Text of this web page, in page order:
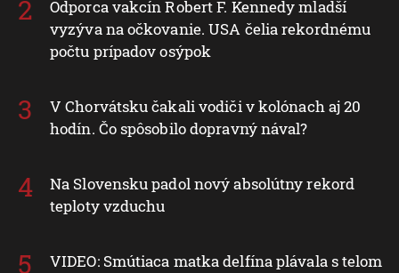
Odporca vakcín Robert F. Kennedy mladší
vyzýva na očkovanie. USA čelia rekordnému
počtu prípadov osýpok
V Chorvátsku čakali vodiči v kolónach aj 20
hodín. Čo spôsobilo dopravný nával?
Na Slovensku padol nový absolútny rekord
teploty vzduchu
VIDEO: Smútiaca matka delfína plávala s telom